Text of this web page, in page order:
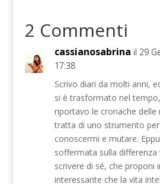
2 Commenti
cassianosabrina il 29
17:38
Scrivo diari da molti anni,
si è trasformato nel
riportavo le cronache
tratta di uno strumento
conoscermi e mutare.
soffermata sulla differenza
scrivere di sé, che proponi
interessante che la vita